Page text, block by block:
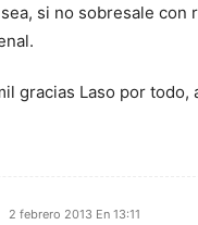
si no sobresale con
gracias Laso por
2 febrero 2013 En 13:11